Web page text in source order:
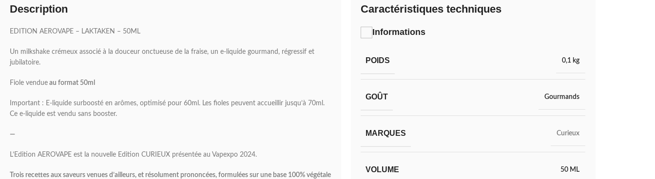
Description
EDITION AEROVAPE – LAKTAKEN – 50ML
Un milkshake crémeux associé à la douceur onctueuse de la fraise, un e-liquide gourmand, régressif et
jubilatoire.
Fiole vendue au format 50ml
Important : E-liquide surboosté en arômes, optimisé pour 60ml. Les fioles peuvent accueillir jusqu’à 70ml.
Ce e-liquide est vendu sans booster.
—
L’Edition AEROVAPE est la nouvelle Edition CURIEUX présentée au Vapexpo 2024.
Trois recettes aux saveurs venues d’ailleurs, et résolument prononcées, formulées sur une base 100% végétale
Caractéristiques techniques
Informations
POIDS 0,1 kg
GOÛT Gourmands
MARQUES Curieux
VOLUME 50 ML